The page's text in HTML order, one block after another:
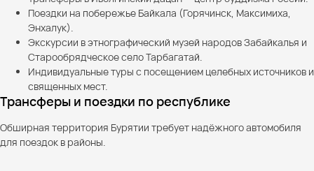
Поездки на побережье Байкала (Горячинск, Максимиха,
Энхалук).
Экскурсии в этнографический музей народов Забайкалья и
Старообрядческое село Тарбагатай.
Индивидуальные туры с посещением целебных источников и
священных мест.
Трансферы и поездки по республике
Обширная территория Бурятии требует надёжного автомобиля
для поездок в районы.